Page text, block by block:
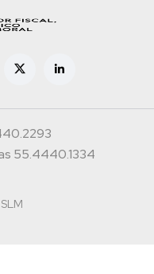
55.4440.1334